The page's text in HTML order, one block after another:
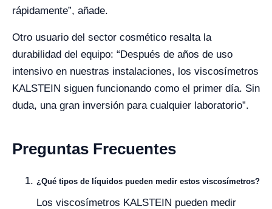
rápidamente”, añade.
Otro usuario del sector cosmético resalta la
durabilidad del equipo: “Después de años de uso
intensivo en nuestras instalaciones, los viscosímetros
KALSTEIN siguen funcionando como el primer día. Sin
duda, una gran inversión para cualquier laboratorio”.
Preguntas Frecuentes
¿Qué tipos de líquidos pueden medir estos viscosímetros?
Los viscosímetros KALSTEIN pueden medir